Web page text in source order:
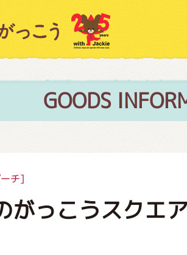
GOODS
チ]
がっこうスクエ
クター紹介
作家紹介